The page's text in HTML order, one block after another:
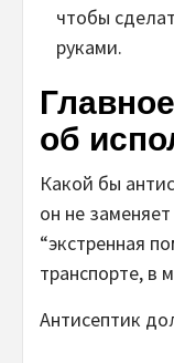
чтобы
руками.
об
Какой бы
он не
“экстренная
транспорте, в
Антисептик